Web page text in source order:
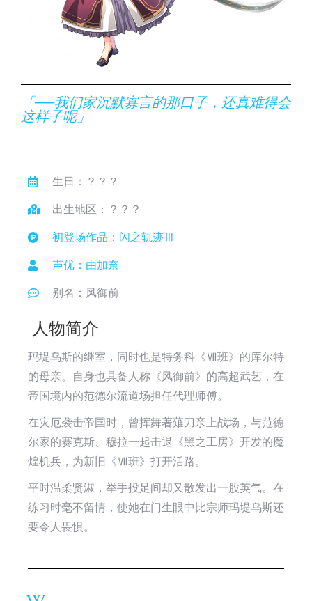
「──我们家沉默寡言的那口子，还真难得会
这样子呢」
生日：？？？
出生地区：？？？
初登场作品：闪之轨迹Ⅲ
声优：由加奈
别名：风御前
人物简介
玛堤乌斯的继室，同时也是特务科《Ⅶ班》的库尔特
的母亲。自身也具备人称《风御前》的高超武艺，在
帝国境内的范德尔流道场担任代理师傅。
在灾厄袭击帝国时，曾挥舞著薙刀亲上战场，与范德
尔家的赛克斯、穆拉一起击退《黑之工房》开发的魔
煌机兵，为新旧《Ⅶ班》打开活路。
平时温柔贤淑，举手投足间却又散发出一股英气。在
练习时毫不留情，使她在门生眼中比宗师玛堤乌斯还
要令人畏惧。